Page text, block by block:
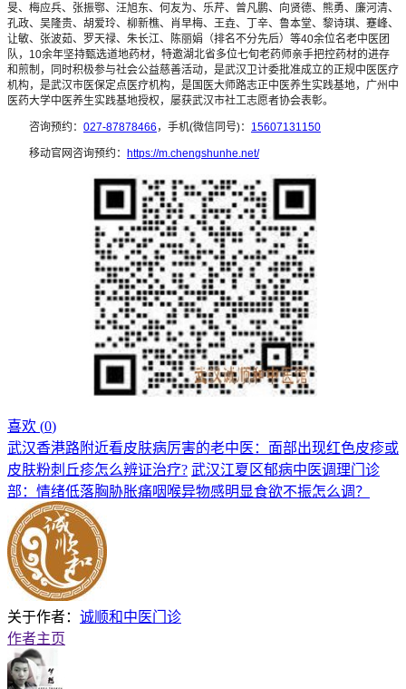
旻、梅应兵、张振鄂、汪旭东、何友为、乐芹、曾凡鹏、向贤德、熊勇、廉河清、
孔政、吴隆贵、胡爱玲、柳新樵、肖早梅、王垚、丁辛、鲁本堂、黎诗琪、蹇峰、
让敏、张波茹、罗天禄、朱长江、陈丽娟（排名不分先后）等40余位名老中医团
队，10余年坚持甄选道地药材，特邀湖北省多位七旬老药师亲手把控药材的进存
和煎制，同时积极参与社会公益慈善活动，是武汉卫计委批准成立的正规中医医疗
机构，是武汉市医保定点医疗机构，是国医大师路志正中医养生实践基地，广州中
医药大学中医养生实践基地授权，屡获武汉市社工志愿者协会表彰。
咨询预约： 027-87878466 ，手机(微信同号)： 15607131150
移动官网咨询预约： https://m.chengshunhe.net/
喜欢 (0)
武汉香港路附近看皮肤病厉害的老中医：面部出现红色皮疹或
皮肤粉刺丘疹怎么辨证治疗? 武汉江夏区郁病中医调理门诊
部：情绪低落胸胁胀痛咽喉异物感明显食欲不振怎么调？
关于作者： 诚顺和中医门诊
作者主页